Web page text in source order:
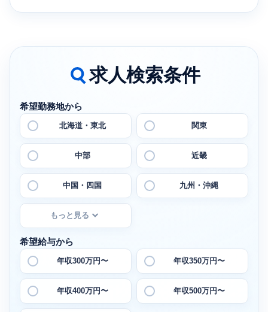
求人検索条件
希望勤務地から
北海道・東北 関東
中部 近畿
中国・四国 九州・沖縄
もっと見る
希望給与から
年収300万円〜 年収350万円〜
年収400万円〜 年収500万円〜